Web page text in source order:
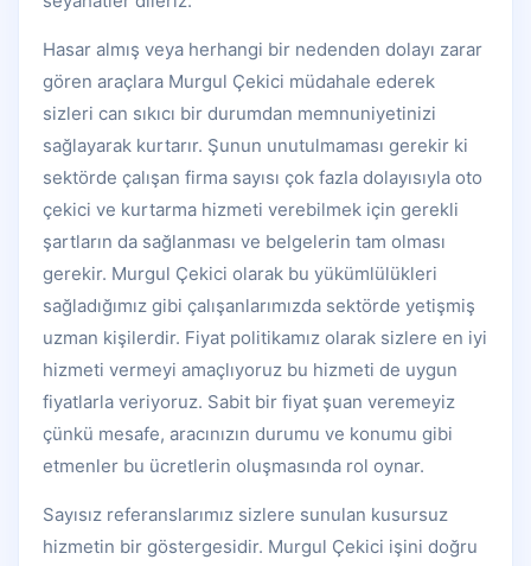
Hasar almış veya herhangi bir nedenden dolayı zarar
gören araçlara Murgul Çekici müdahale ederek
sizleri can sıkıcı bir durumdan memnuniyetinizi
sağlayarak kurtarır. Şunun unutulmaması gerekir ki
sektörde çalışan firma sayısı çok fazla dolayısıyla oto
çekici ve kurtarma hizmeti verebilmek için gerekli
şartların da sağlanması ve belgelerin tam olması
gerekir. Murgul Çekici olarak bu yükümlülükleri
sağladığımız gibi çalışanlarımızda sektörde yetişmiş
uzman kişilerdir. Fiyat politikamız olarak sizlere en iyi
hizmeti vermeyi amaçlıyoruz bu hizmeti de uygun
fiyatlarla veriyoruz. Sabit bir fiyat şuan veremeyiz
çünkü mesafe, aracınızın durumu ve konumu gibi
etmenler bu ücretlerin oluşmasında rol oynar.
Sayısız referanslarımız sizlere sunulan kusursuz
hizmetin bir göstergesidir. Murgul Çekici işini doğru